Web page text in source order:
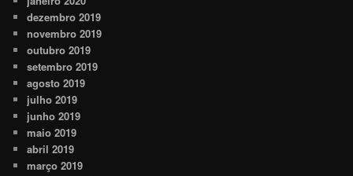
dezembro 2019
novembro 2019
outubro 2019
setembro 2019
agosto 2019
julho 2019
junho 2019
maio 2019
abril 2019
março 2019